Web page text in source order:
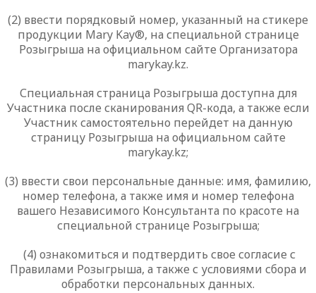
(2) ввести порядковый номер, указанный на стикере
продукции Mary Kay®, на специальной странице
Розыгрыша на официальном сайте Организатора
marykay.kz.
Специальная страница Розыгрыша доступна для
Участника после сканирования QR-кода, а также если
Участник самостоятельно перейдет на данную
страницу Розыгрыша на официальном сайте
marykay.kz;
(3) ввести свои персональные данные: имя, фамилию,
номер телефона, а также имя и номер телефона
вашего Независимого Консультанта по красоте на
специальной странице Розыгрыша;
(4) ознакомиться и подтвердить свое согласие с
Правилами Розыгрыша, а также с условиями сбора и
обработки персональных данных.